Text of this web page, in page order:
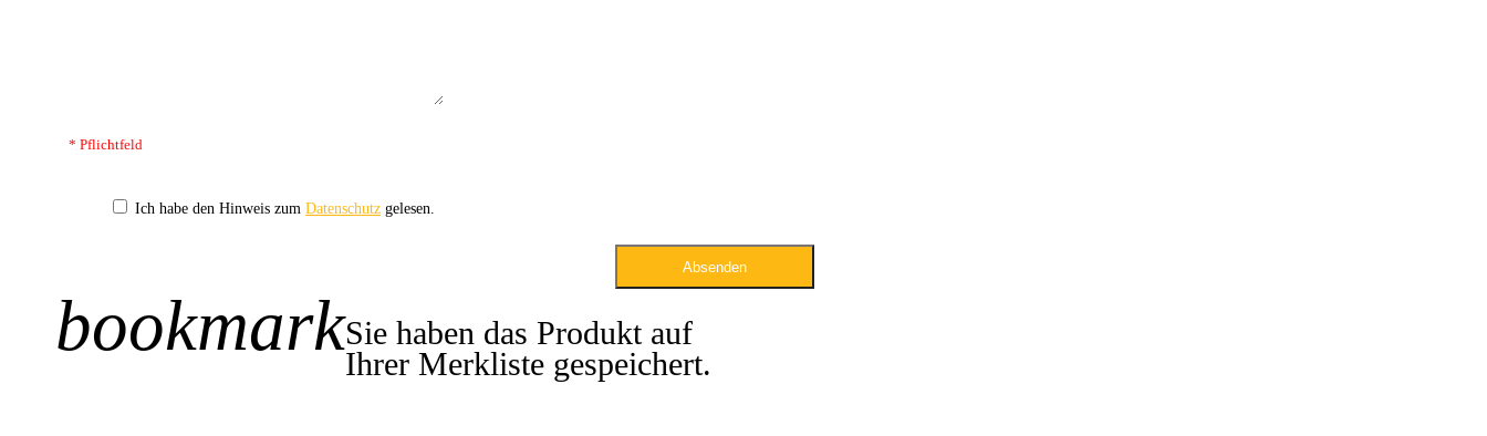
* Pflichtfeld
Ich habe den Hinweis zum Datenschutz gelesen.
Absenden
bookmarkSie haben das Produkt auf
Ihrer Merkliste gespeichert.